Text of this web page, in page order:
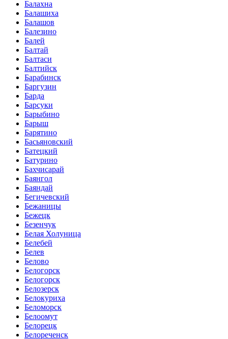
Балахна
Балашиха
Балашов
Балезино
Балей
Балтай
Балтаси
Балтийск
Барабинск
Баргузин
Барда
Барсуки
Барыбино
Барыш
Барятино
Басьяновский
Батецкий
Батурино
Бахчисарай
Баянгол
Баяндай
Бегичевский
Бежаницы
Бежецк
Безенчук
Белая Холуница
Белебей
Белев
Белово
Белогорск
Белогорск
Белозерск
Белокуриха
Беломорск
Белоомут
Белорецк
Белореченск